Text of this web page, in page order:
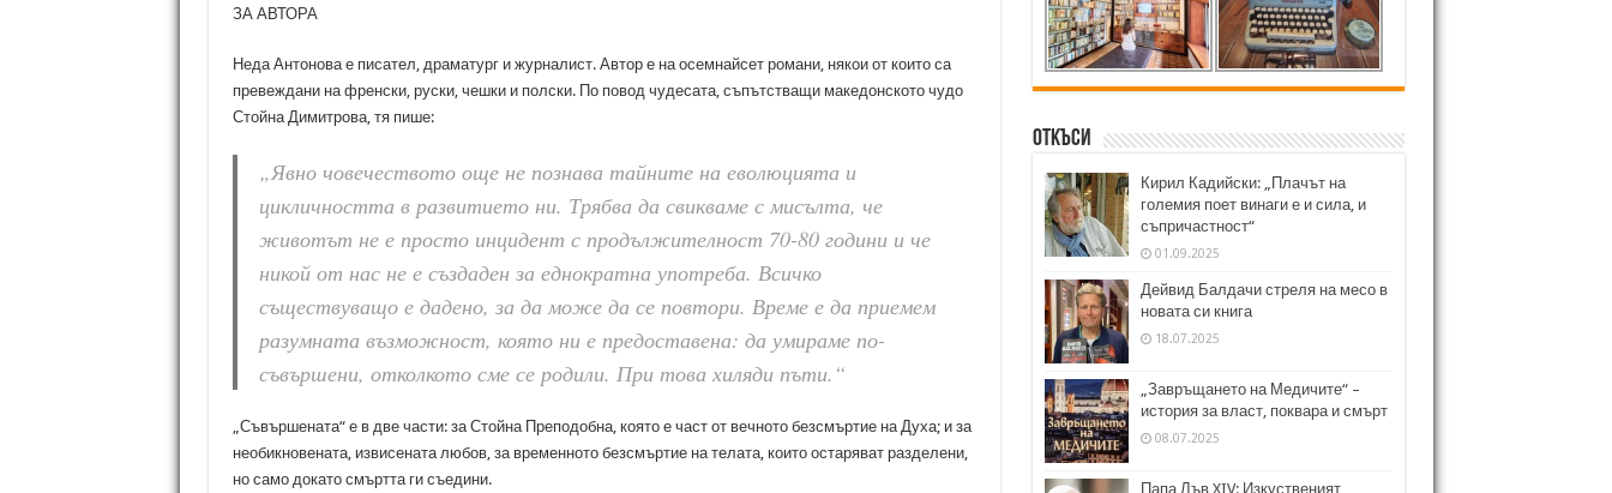
ЗА АВТОРА
Неда Антонова е писател, драматург и журналист. Автор е на осемнайсет романи, някои от които са
превеждани на френски, руски, чешки и полски. По повод чудесата, съпътстващи македонското чудо
Стойна Димитрова, тя пише:
„Явно човечеството още не познава тайните на еволюцията и
цикличността в развитието ни. Трябва да свикваме с мисълта, че
животът не е просто инцидент с продължителност 70-80 години и че
никой от нас не е създаден за еднократна употреба. Всичко
съществуващо е дадено, за да може да се повтори. Време е да приемем
разумната възможност, която ни е предоставена: да умираме по-
съвършени, отколкото сме се родили. При това хиляди пъти.“
„Съвършената“ е в две части: за Стойна Преподобна, която е част от вечното безсмъртие на Духа; и за
необикновената, извисената любов, за временното безсмъртие на телата, които остаряват разделени,
но само докато смъртта ги съедини.
Откъси
Кирил Кадийски: „Плачът на
големия поет винаги е и сила, и
съпричастност“
01.09.2025
Дейвид Балдачи стреля на месо в
новата си книга
18.07.2025
„Завръщането на Медичите“ –
история за власт, поквара и смърт
08.07.2025
Папа Лъв XIV: Изкуственият